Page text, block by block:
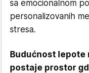
sa emocionalnom
personalizovanih
stresa.
Budućnost lepote
postaje prostor